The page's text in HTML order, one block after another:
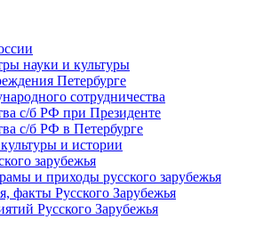
науки и культуры
Петербурге
сотрудничества
с/б РФ при Президенте
с/б РФ в Петербурге
и истории
зарубежья
и приходы русского зарубежья
факты Русского Зарубежья
Русского Зарубежья